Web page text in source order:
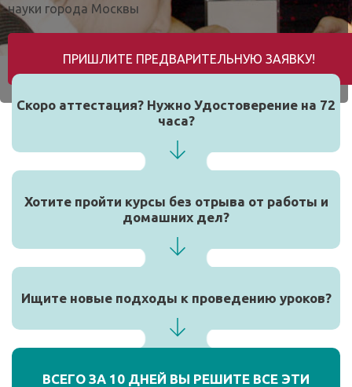
науки города Москвы
ПРИШЛИТЕ ПРЕДВАРИТЕЛЬНУЮ ЗАЯВКУ!
Скоро аттестация? Нужно Удостоверение на 72
часа?
Хотите пройти курсы без отрыва от работы и
домашних дел?
Ищите новые подходы к проведению уроков?
ВСЕГО ЗА 10 ДНЕЙ ВЫ РЕШИТЕ ВСЕ ЭТИ